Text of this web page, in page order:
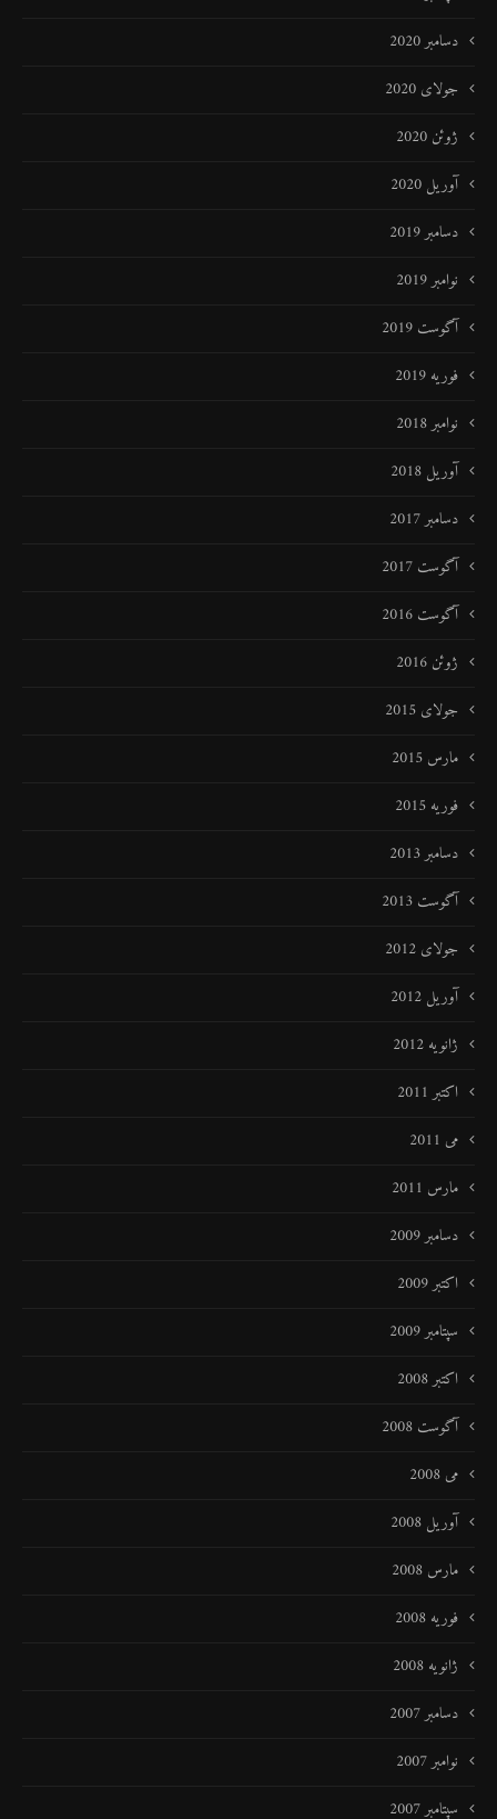
دسامبر 2020
جولای 2020
ژوئن 2020
آوریل 2020
دسامبر 2019
نوامبر 2019
آگوست 2019
فوریه 2019
نوامبر 2018
آوریل 2018
دسامبر 2017
آگوست 2017
آگوست 2016
ژوئن 2016
جولای 2015
مارس 2015
فوریه 2015
دسامبر 2013
آگوست 2013
جولای 2012
آوریل 2012
ژانویه 2012
اکتبر 2011
می 2011
مارس 2011
دسامبر 2009
اکتبر 2009
سپتامبر 2009
اکتبر 2008
آگوست 2008
می 2008
آوریل 2008
مارس 2008
فوریه 2008
ژانویه 2008
دسامبر 2007
نوامبر 2007
سپتامبر 2007